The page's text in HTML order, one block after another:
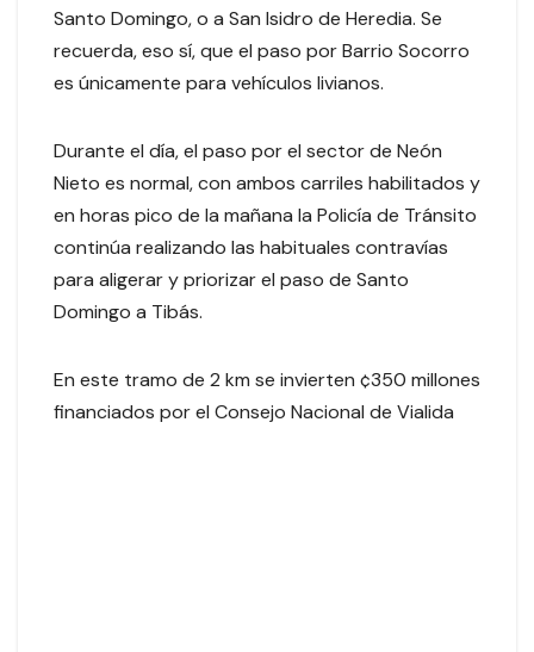
Santo Domingo, o a San Isidro de Heredia. Se
recuerda, eso sí, que el paso por Barrio Socorro
es únicamente para vehículos livianos.
Durante el día, el paso por el sector de Neón
Nieto es normal, con ambos carriles habilitados y
en horas pico de la mañana la Policía de Tránsito
continúa realizando las habituales contravías
para aligerar y priorizar el paso de Santo
Domingo a Tibás.
En este tramo de 2 km se invierten ¢350 millones
financiados por el Consejo Nacional de Vialida